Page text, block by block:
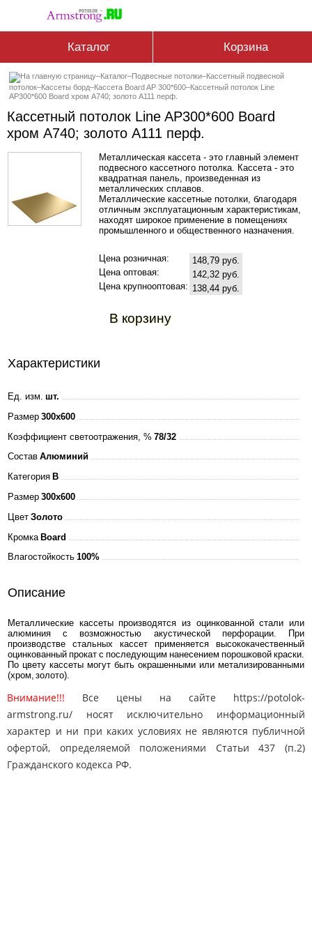
Каталог Корзина
–Каталог–Подвесные потолки–Кассетный подвесной
потолок–Кассеты борд–Кассета Board AP 300*600–Кассетный потолок Line
AP300*600 Board хром А740; золото А111 перф.
Кассетный потолок Line AP300*600 Board
хром А740; золото А111 перф.
Металлическая кассета - это главный элемент
подвесного кассетного потолка. Кассета - это
квадратная панель, произведенная из
металлических сплавов.
Металлические кассетные потолки, благодаря
отличным эксплуатационным характеристикам,
находят широкое применение в помещениях
промышленного и общественного назначения.
Цена розничная:
148,79 руб.
Цена оптовая:
142,32 руб.
Цена крупнооптовая: 138,44 руб.
В корзину
Характеристики
Ед. изм. шт.
Размер 300x600
Коэффициент светоотражения, % 78/32
Состав Алюминий
Категория B
Размер 300x600
Цвет Золото
Кромка Board
Влагостойкость 100%
Описание
Металлические кассеты производятся из оцинкованной стали или
алюминия с возможностью акустической перфорации. При
производстве стальных кассет применяется высококачественный
оцинкованный прокат с последующим нанесением порошковой краски.
По цвету кассеты могут быть окрашенными или метализированными
(хром, золото).
Внимание!!! Все цены на сайте https://potolok-
armstrong.ru/ носят исключительно информационный
характер и ни при каких условиях не являются публичной
офертой, определяемой положениями Статьи 437 (п.2)
Гражданского кодекса РФ.